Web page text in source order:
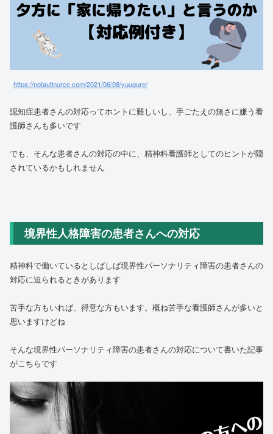
https://notautinurce.com/2021/06/08/yuugure/
認知症患者さんの対応ってホントに難しいし、手ごたえの無さに嫌う看
護師さんも多いです
でも、そんな患者さんの対応の中に、精神科看護師としてのヒントが隠
されているかもしれません
境界性人格障害の患者さんへの対応
精神科で働いているとしばしば境界性パーソナリティ障害の患者さんの
対応に迫られるときがあります
苦手な方もいれば、得意な方もいます。概ね苦手な看護師さんが多いと
思いますけどね
そんな境界性パーソナリティ障害の患者さんの対応について書いた記事
がこちらです